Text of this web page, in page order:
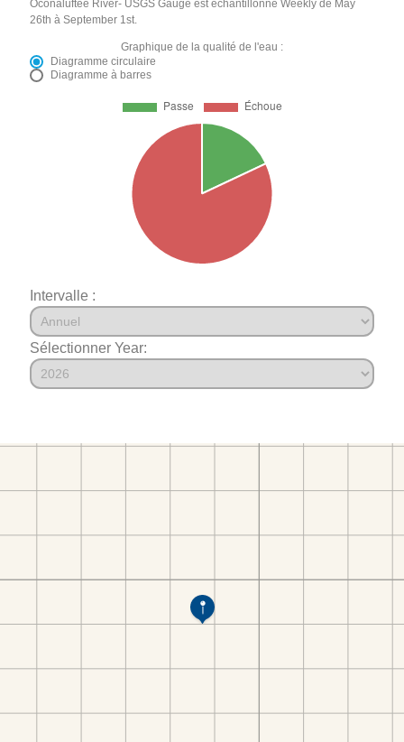
Oconaluftee River- USGS Gauge est échantillonné Weekly de May
26th à September 1st.
Graphique de la qualité de l'eau :
Diagramme circulaire
Diagramme à barres
Intervalle :
Sélectionner Year: